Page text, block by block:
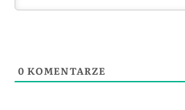
0 KOMENTARZE